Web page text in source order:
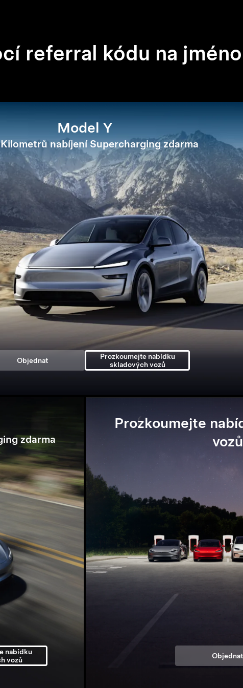
referral kódu na
Model Y
nabíjení Supercharging zdarma
Objednat
Prozkoumejte nabídku
skladových vozů
zdarma
nabídku
vozů
Prozkoumejte
vozů
Objednat